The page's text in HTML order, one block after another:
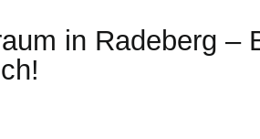
in Radeberg –